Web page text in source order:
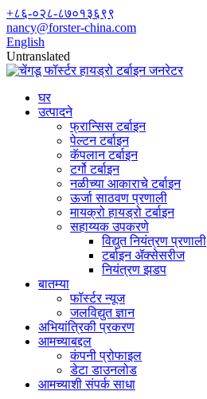
+८६-०२८-८७०१३६९९
nancy@forster-china.com
English
Untranslated
घर
उत्पादने
फ्रान्सिस टर्बाइन
पेल्टन टर्बाइन
कॅपलान टर्बाइन
टर्गो टर्बाइन
नळीच्या आकाराचे टर्बाइन
ऊर्जा साठवण प्रणाली
मायक्रो हायड्रो टर्बाइन
सहाय्यक उपकरणे
विद्युत नियंत्रण प्रणाली
टर्बाइन ॲक्सेसरीज
नियंत्रण झडप
बातम्या
फॉर्स्टर न्यूज
जलविद्युत ज्ञान
अभियांत्रिकी प्रकरण
आमच्याबद्दल
कंपनी प्रोफाइल
डेटा डाउनलोड
आमच्याशी संपर्क साधा